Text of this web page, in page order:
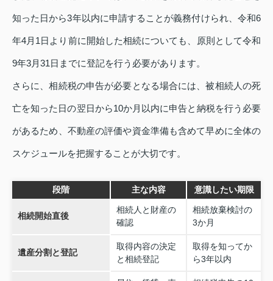
知った日から3年以内に申請することが義務付けられ、令和6
年4月1日より前に開始した相続についても、原則として令和
9年3月31日までに登記を行う必要があります。
さらに、相続税の申告が必要となる場合には、被相続人の死
亡を知った日の翌日から10か月以内に申告と納税を行う必要
があるため、不動産の評価や資金準備も含めて早めに全体の
スケジュールを把握することが大切です。
段階 主な内容 意識したい期限
相続開始直後
相続人と財産の
確認
相続放棄検討の
3か月
遺産分割と登記
取得内容の決定
と相続登記
取得を知ってか
ら3年以内